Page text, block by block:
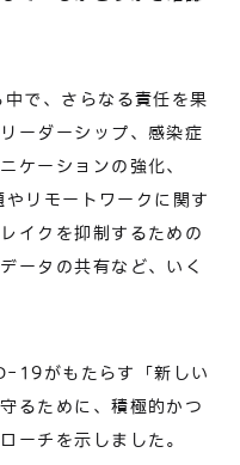
で、さらなる責任を果
ーダーシップ、感染症
ケーションの強化、
リモートワークに関す
イクを抑制するための
ータの共有など、いく
19がもたらす「新しい
るために、積極的かつ
ーチを示しました。